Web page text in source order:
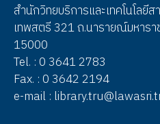
สำนักวิทยบริการและเทคโนโลยี
เทพสตรี 321 ถ.นารายณ์มหารา
15000
Tel. : 0 3641 2783
Fax. : 0 3642 2194
e-mail :